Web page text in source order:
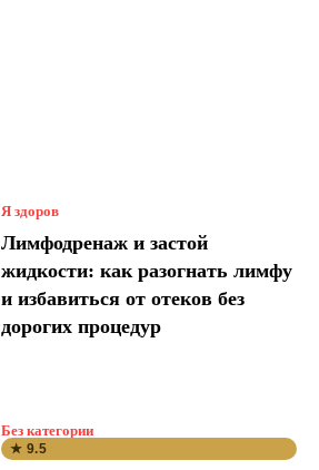
Я здоров
Лимфодренаж и застой
жидкости: как разогнать лимфу
и избавиться от отеков без
дорогих процедур
Без категории
★ 9.5